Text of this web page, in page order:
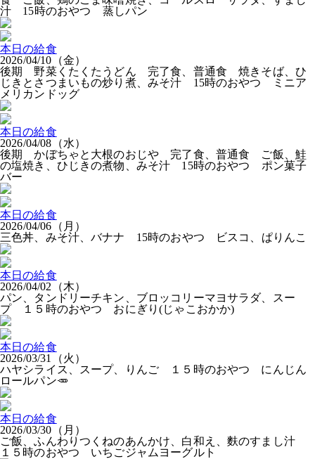
汁 15時のおやつ 蒸しパン
本日の給食
2026/04/10（金）
後期 野菜くたくたうどん 完了食、普通食 焼きそば、ひ
じきとさつまいもの炒り煮、みそ汁 15時のおやつ ミニア
メリカンドッグ
本日の給食
2026/04/08（水）
後期 かぼちゃと大根のおじや 完了食、普通食 ご飯、鮭
の塩焼き、ひじきの煮物、みそ汁 15時のおやつ ポン菓子
バー
本日の給食
2026/04/06（月）
三色丼、みそ汁、バナナ 15時のおやつ ビスコ、ぱりんこ
本日の給食
2026/04/02（木）
パン、タンドリーチキン、ブロッコリーマヨサラダ、スー
プ １５時のおやつ おにぎり(じゃこおかか)
本日の給食
2026/03/31（火）
ハヤシライス、スープ、りんご １５時のおやつ にんじん
ロールパン🥕
本日の給食
2026/03/30（月）
ご飯、ふんわりつくねのあんかけ、白和え、麩のすまし汁
１５時のおやつ いちごジャムヨーグルト